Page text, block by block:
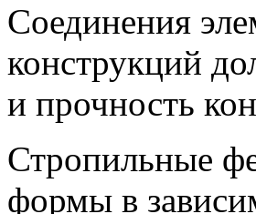
Соединения
конструкций
и прочность
Стропильные
формы в